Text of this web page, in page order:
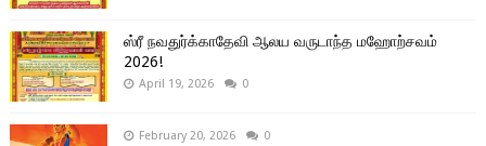
ஸ்ரீ நவதுர்க்காதேவி ஆலய வருடாந்த மஹோற்சவம்
2026!
April 19, 2026 0
February 20, 2026 0